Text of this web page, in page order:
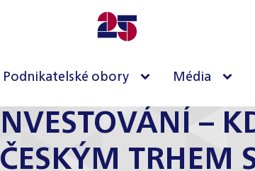
Podnikatelské obory Média
–
TRHEM